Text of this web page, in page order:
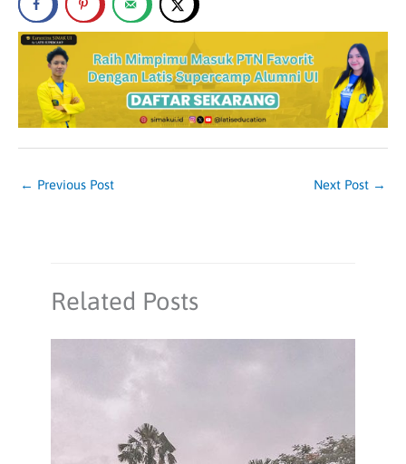
← Previous Post Next Post →
Related Posts